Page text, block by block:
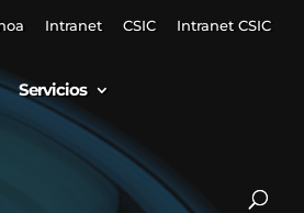
Intranet CSIC Intranet CSIC
Servicios